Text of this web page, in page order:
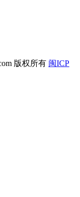
版权所有 闽ICP